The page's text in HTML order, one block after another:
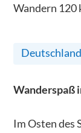
Wandern 120
Deutschland
Wanderspaß
Im Osten des